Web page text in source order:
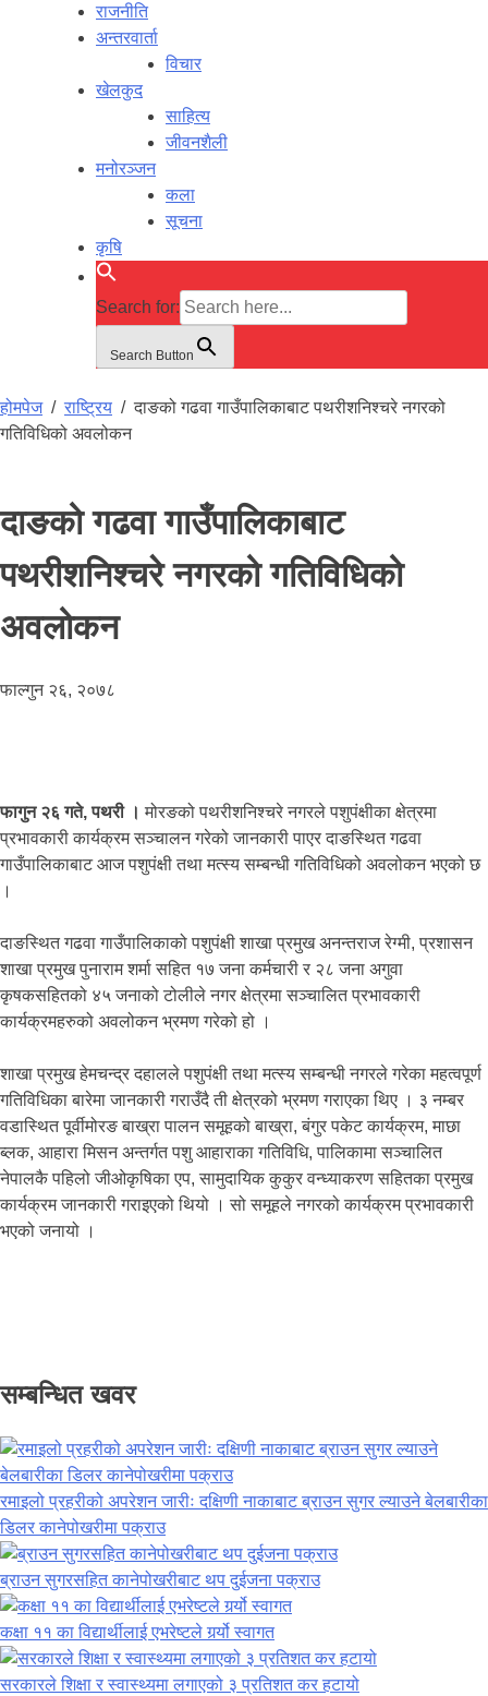
राजनीति
अन्तरवार्ता
विचार
खेलकुद
साहित्य
जीवनशैली
मनोरञ्जन
कला
सूचना
कृषि
Search for:
Search Button
होमपेज/राष्ट्रिय /दाङको गढवा गाउँपालिकाबाट पथरीशनिश्चरे नगरको
गतिविधिको अवलोकन
दाङको गढवा गाउँपालिकाबाट
पथरीशनिश्चरे नगरको गतिविधिको
अवलोकन
फाल्गुन २६, २०७८
फागुन २६ गते, पथरी । मोरङको पथरीशनिश्चरे नगरले पशुपंक्षीका क्षेत्रमा
प्रभावकारी कार्यक्रम सञ्चालन गरेको जानकारी पाएर दाङस्थित गढवा
गाउँपालिकाबाट आज पशुपंक्षी तथा मत्स्य सम्बन्धी गतिविधिको अवलोकन भएको छ
।
दाङस्थित गढवा गाउँपालिकाको पशुपंक्षी शाखा प्रमुख अनन्तराज रेग्मी, प्रशासन
शाखा प्रमुख पुनाराम शर्मा सहित १७ जना कर्मचारी र २८ जना अगुवा
कृषकसहितको ४५ जनाको टोलीले नगर क्षेत्रमा सञ्चालित प्रभावकारी
कार्यक्रमहरुको अवलोकन भ्रमण गरेको हो ।
शाखा प्रमुख हेमचन्द्र दहालले पशुपंक्षी तथा मत्स्य सम्बन्धी नगरले गरेका महत्वपूर्ण
गतिविधिका बारेमा जानकारी गराउँदै ती क्षेत्रको भ्रमण गराएका थिए । ३ नम्बर
वडास्थित पूर्वीमोरङ बाख्रा पालन समूहको बाख्रा, बंगुर पकेट कार्यक्रम, माछा
ब्लक, आहारा मिसन अन्तर्गत पशु आहाराका गतिविधि, पालिकामा सञ्चालित
नेपालकै पहिलो जीओकृषिका एप, सामुदायिक कुकुर वन्ध्याकरण सहितका प्रमुख
कार्यक्रम जानकारी गराइएको थियो । सो समूहले नगरको कार्यक्रम प्रभावकारी
भएको जनायो ।
सम्बन्धित खवर
रमाइलो प्रहरीको अपरेशन जारीः दक्षिणी नाकाबाट ब्राउन सुगर ल्याउने बेलबारीका
डिलर कानेपोखरीमा पक्राउ
ब्राउन सुगरसहित कानेपोखरीबाट थप दुईजना पक्राउ
कक्षा ११ का विद्यार्थीलाई एभरेष्टले गर्र्यो स्वागत
सरकारले शिक्षा र स्वास्थ्यमा लगाएको ३ प्रतिशत कर हटायो